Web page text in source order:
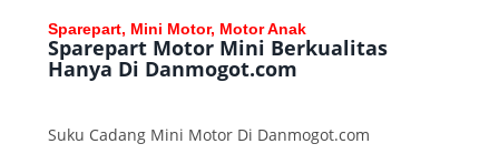
Sparepart, Mini Motor, Motor Anak
Sparepart Motor Mini Berkualitas
Hanya Di Danmogot.com
Suku Cadang Mini Motor Di Danmogot.com